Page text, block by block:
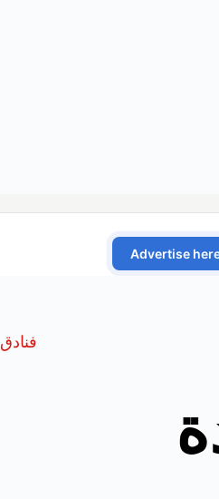
فنادق